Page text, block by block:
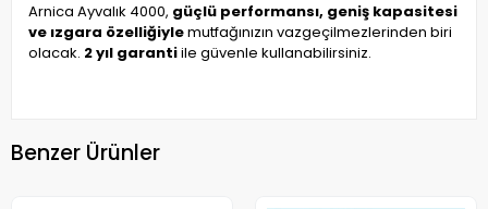
Arnica Ayvalık 4000, güçlü performansı, geniş kapasitesi
ve ızgara özelliğiylemutfağınızın vazgeçilmezlerinden biri
olacak. 2 yıl garantiile güvenle kullanabilirsiniz.
Benzer Ürünler